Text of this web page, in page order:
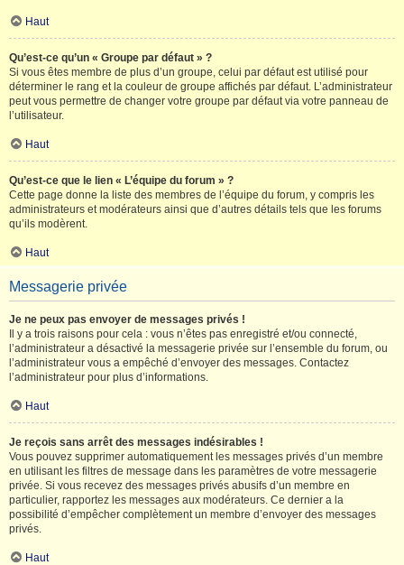
Haut
Qu’est-ce qu’un « Groupe par défaut » ?
Si vous êtes membre de plus d’un groupe, celui par défaut est utilisé pour
déterminer le rang et la couleur de groupe affichés par défaut. L’administrateur
peut vous permettre de changer votre groupe par défaut via votre panneau de
l’utilisateur.
Haut
Qu’est-ce que le lien « L’équipe du forum » ?
Cette page donne la liste des membres de l’équipe du forum, y compris les
administrateurs et modérateurs ainsi que d’autres détails tels que les forums
qu’ils modèrent.
Haut
Messagerie privée
Je ne peux pas envoyer de messages privés !
Il y a trois raisons pour cela : vous n’êtes pas enregistré et/ou connecté,
l’administrateur a désactivé la messagerie privée sur l’ensemble du forum, ou
l’administrateur vous a empêché d’envoyer des messages. Contactez
l’administrateur pour plus d’informations.
Haut
Je reçois sans arrêt des messages indésirables !
Vous pouvez supprimer automatiquement les messages privés d’un membre
en utilisant les filtres de message dans les paramètres de votre messagerie
privée. Si vous recevez des messages privés abusifs d’un membre en
particulier, rapportez les messages aux modérateurs. Ce dernier a la
possibilité d’empêcher complètement un membre d’envoyer des messages
privés.
Haut